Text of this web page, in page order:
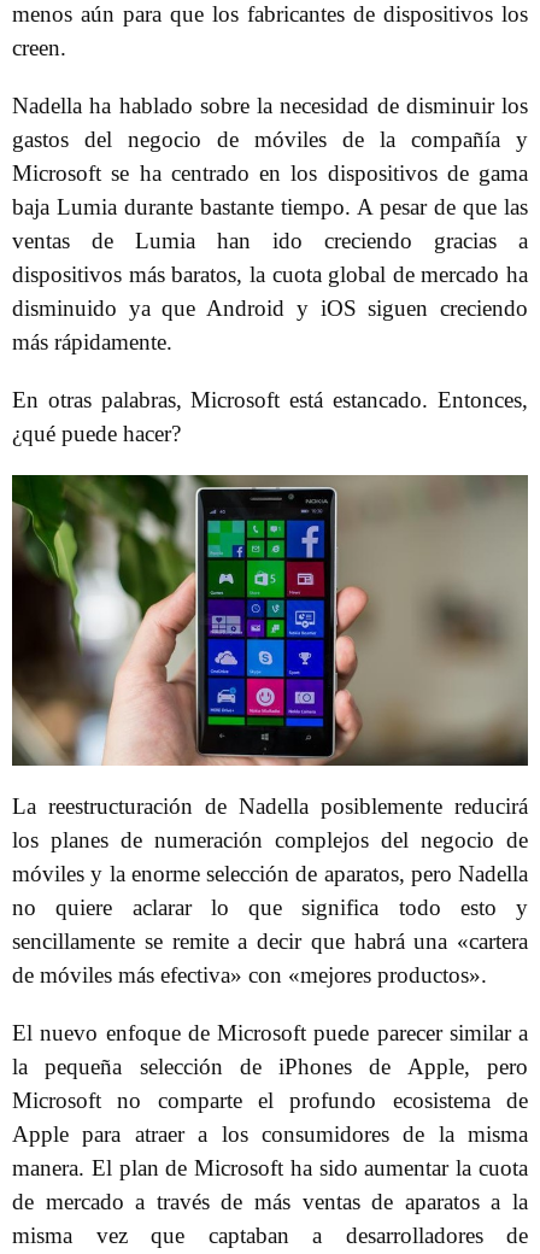
menos aún para que los fabricantes de dispositivos los
creen.
Nadella ha hablado sobre la necesidad de disminuir los
gastos del negocio de móviles de la compañía y
Microsoft se ha centrado en los dispositivos de gama
baja Lumia durante bastante tiempo. A pesar de que las
ventas de Lumia han ido creciendo gracias a
dispositivos más baratos, la cuota global de mercado ha
disminuido ya que Android y iOS siguen creciendo
más rápidamente.
En otras palabras, Microsoft está estancado. Entonces,
¿qué puede hacer?
La reestructuración de Nadella posiblemente reducirá
los planes de numeración complejos del negocio de
móviles y la enorme selección de aparatos, pero Nadella
no quiere aclarar lo que significa todo esto y
sencillamente se remite a decir que habrá una «cartera
de móviles más efectiva» con «mejores productos».
El nuevo enfoque de Microsoft puede parecer similar a
la pequeña selección de iPhones de Apple, pero
Microsoft no comparte el profundo ecosistema de
Apple para atraer a los consumidores de la misma
manera. El plan de Microsoft ha sido aumentar la cuota
de mercado a través de más ventas de aparatos a la
misma vez que captaban a desarrolladores de